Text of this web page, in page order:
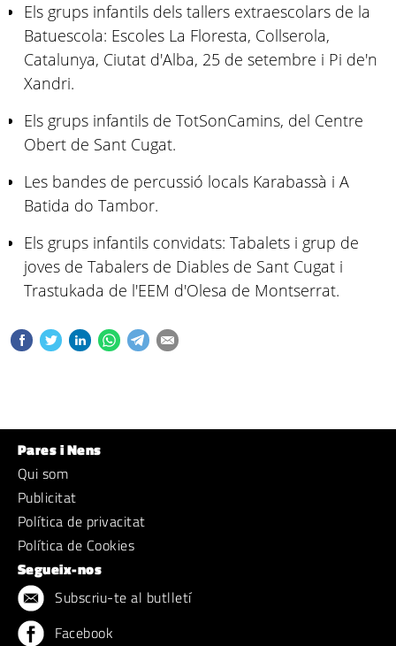
Els grups infantils dels tallers extraescolars de la
Batuescola: Escoles La Floresta, Collserola,
Catalunya, Ciutat d'Alba, 25 de setembre i Pi de'n
Xandri.
Els grups infantils de TotSonCamins, del Centre
Obert de Sant Cugat.
Les bandes de percussió locals Karabassà i A
Batida do Tambor.
Els grups infantils convidats: Tabalets i grup de
joves de Tabalers de Diables de Sant Cugat i
Trastukada de l'EEM d'Olesa de Montserrat.
Pares i Nens
Qui som
Publicitat
Política de privacitat
Política de Cookies
Segueix-nos
Subscriu-te al butlletí
Facebook